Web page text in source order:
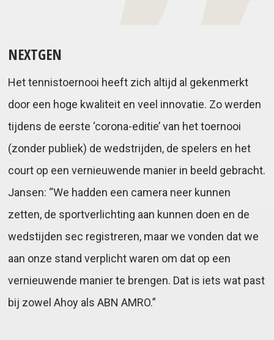
NEXTGEN
Het tennistoernooi heeft zich altijd al gekenmerkt
door een hoge kwaliteit en veel innovatie. Zo werden
tijdens de eerste ‘corona-editie’ van het toernooi
(zonder publiek) de wedstrijden, de spelers en het
court op een vernieuwende manier in beeld gebracht.
Jansen: “We hadden een camera neer kunnen
zetten, de sportverlichting aan kunnen doen en de
wedstijden sec registreren, maar we vonden dat we
aan onze stand verplicht waren om dat op een
vernieuwende manier te brengen. Dat is iets wat past
bij zowel Ahoy als ABN AMRO.”